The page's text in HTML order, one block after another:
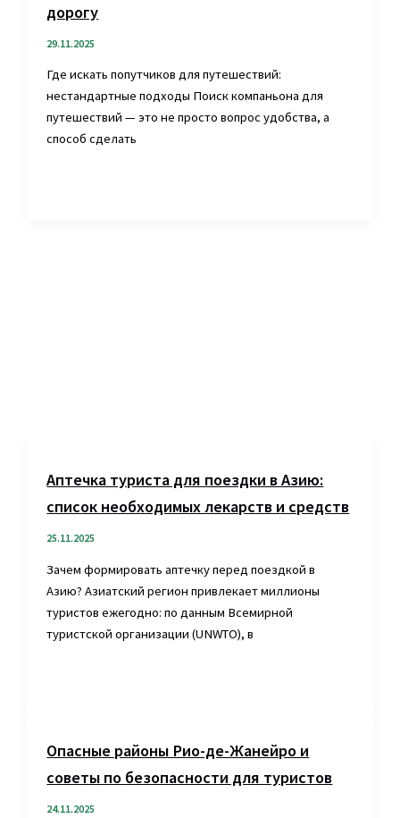
дорогу
29.11.2025
Где искать попутчиков для путешествий:
нестандартные подходы Поиск компаньона для
путешествий — это не просто вопрос удобства, а
способ сделать
Аптечка туриста для поездки в Азию:
список необходимых лекарств и средств
25.11.2025
Зачем формировать аптечку перед поездкой в
Азию? Азиатский регион привлекает миллионы
туристов ежегодно: по данным Всемирной
туристской организации (UNWTO), в
Опасные районы Рио-де-Жанейро и
советы по безопасности для туристов
24.11.2025